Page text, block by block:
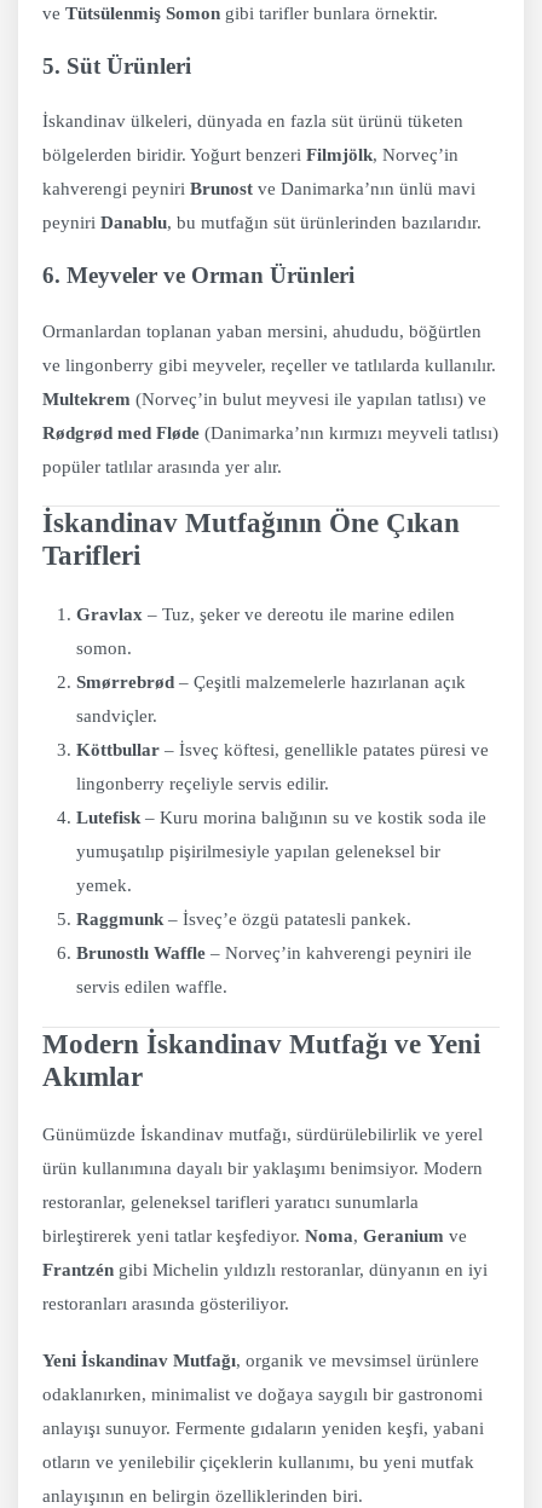
ve Tütsülenmiş Somon gibi tarifler bunlara örnektir.
5. Süt Ürünleri
İskandinav ülkeleri, dünyada en fazla süt ürünü tüketen
bölgelerden biridir. Yoğurt benzeri Filmjölk, Norveç’in
kahverengi peyniri Brunost ve Danimarka’nın ünlü mavi
peyniri Danablu, bu mutfağın süt ürünlerinden bazılarıdır.
6. Meyveler ve Orman Ürünleri
Ormanlardan toplanan yaban mersini, ahududu, böğürtlen
ve lingonberry gibi meyveler, reçeller ve tatlılarda kullanılır.
Multekrem (Norveç’in bulut meyvesi ile yapılan tatlısı) ve
Rødgrød med Fløde (Danimarka’nın kırmızı meyveli tatlısı)
popüler tatlılar arasında yer alır.
İskandinav Mutfağının Öne Çıkan
Tarifleri
Gravlax – Tuz, şeker ve dereotu ile marine edilen
somon.
Smørrebrød – Çeşitli malzemelerle hazırlanan açık
sandviçler.
Köttbullar – İsveç köftesi, genellikle patates püresi ve
lingonberry reçeliyle servis edilir.
Lutefisk – Kuru morina balığının su ve kostik soda ile
yumuşatılıp pişirilmesiyle yapılan geleneksel bir
yemek.
Raggmunk – İsveç’e özgü patatesli pankek.
Brunostlı Waffle – Norveç’in kahverengi peyniri ile
servis edilen waffle.
Modern İskandinav Mutfağı ve Yeni
Akımlar
Günümüzde İskandinav mutfağı, sürdürülebilirlik ve yerel
ürün kullanımına dayalı bir yaklaşımı benimsiyor. Modern
restoranlar, geleneksel tarifleri yaratıcı sunumlarla
birleştirerek yeni tatlar keşfediyor. Noma, Geranium ve
Frantzén gibi Michelin yıldızlı restoranlar, dünyanın en iyi
restoranları arasında gösteriliyor.
Yeni İskandinav Mutfağı, organik ve mevsimsel ürünlere
odaklanırken, minimalist ve doğaya saygılı bir gastronomi
anlayışı sunuyor. Fermente gıdaların yeniden keşfi, yabani
otların ve yenilebilir çiçeklerin kullanımı, bu yeni mutfak
anlayışının en belirgin özelliklerinden biri.